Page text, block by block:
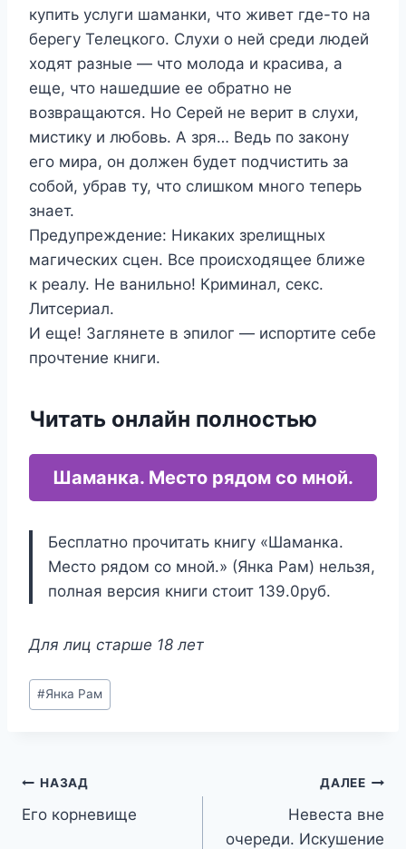
купить услуги шаманки, что живет где-то на
берегу Телецкого. Слухи о ней среди людей
ходят разные — что молода и красива, а
еще, что нашедшие ее обратно не
возвращаются. Но Серей не верит в слухи,
мистику и любовь. А зря… Ведь по закону
его мира, он должен будет подчистить за
собой, убрав ту, что слишком много теперь
знает.
Предупреждение: Никаких зрелищных
магических сцен. Все происходящее ближе
к реалу. Не ванильно! Криминал, секс.
Литсериал.
И еще! Заглянете в эпилог — испортите себе
прочтение книги.
Читать онлайн полностью
Шаманка. Место рядом со мной.
Бесплатно прочитать книгу «Шаманка.
Место рядом со мной.» (Янка Рам) нельзя,
полная версия книги стоит 139.0руб.
Для лиц старше 18 лет
Метки
записи:
#Янка Рам
Навигация
по
НАЗАД
Его корневище
ДАЛЕЕ
Невеста вне
очереди. Искушение